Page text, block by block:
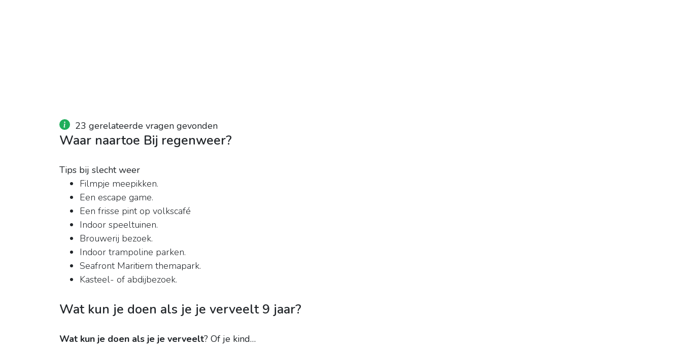
23 gerelateerde vragen gevonden
Waar naartoe Bij regenweer?
Tips bij slecht weer
Filmpje meepikken.
Een escape game.
Een frisse pint op volkscafé
Indoor speeltuinen.
Brouwerij bezoek.
Indoor trampoline parken.
Seafront Maritiem themapark.
Kasteel- of abdijbezoek.
Wat kun je doen als je je verveelt 9 jaar?
Wat kun je doen als je je verveelt? Of je kind…